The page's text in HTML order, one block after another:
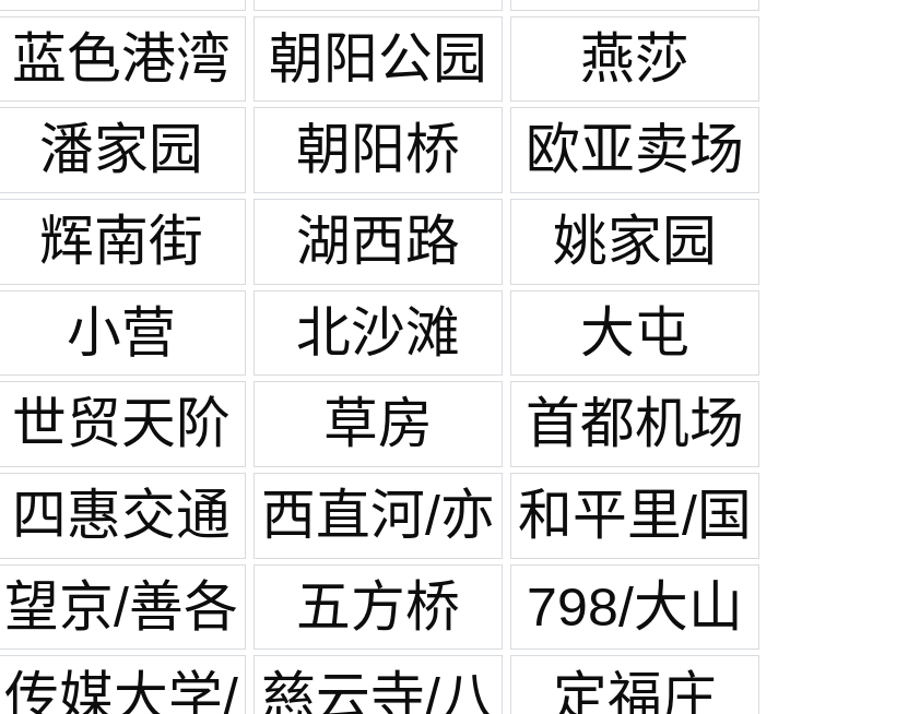
谷
蓝色港湾 朝阳公园
燕莎
潘家园 朝阳桥
欧亚卖场
辉南街 湖西路
姚家园
小营 北沙滩
大屯
世贸天阶 草房
首都机场
生活区
四惠交通
枢纽
西直河/亦
庄
和平里/国
展中心
望京/善各
庄
五方桥
798/大山
子
传媒大学/ 慈云寺/八
定福庄